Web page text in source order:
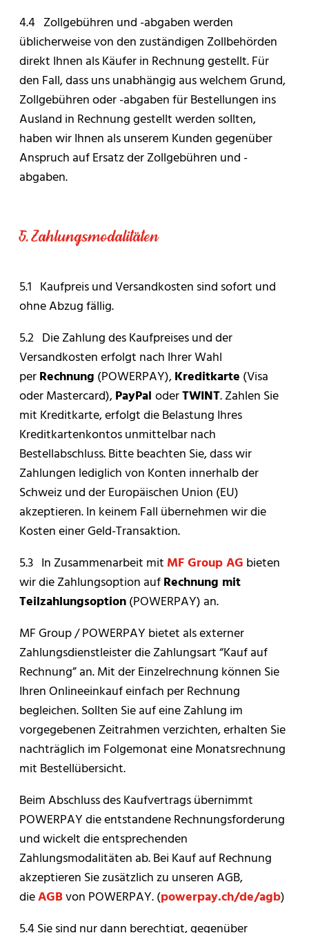
4.4 Zollgebühren und -abgaben werden
üblicherweise von den zuständigen Zollbehörden
direkt Ihnen als Käufer in Rechnung gestellt. Für
den Fall, dass uns unabhängig aus welchem Grund,
Zollgebühren oder -abgaben für Bestellungen ins
Ausland in Rechnung gestellt werden sollten,
haben wir Ihnen als unserem Kunden gegenüber
Anspruch auf Ersatz der Zollgebühren und -
abgaben.
5. Zahlungsmodalitäten
5.1 Kaufpreis und Versandkosten sind sofort und
ohne Abzug fällig.
5.2 Die Zahlung des Kaufpreises und der
Versandkosten erfolgt nach Ihrer Wahl
perRechnung (POWERPAY),Kreditkarte (Visa
oder Mastercard),PayPal oderTWINT. Zahlen Sie
mit Kreditkarte, erfolgt die Belastung Ihres
Kreditkartenkontos unmittelbar nach
Bestellabschluss. Bitte beachten Sie, dass wir
Zahlungen lediglich von Konten innerhalb der
Schweiz und der Europäischen Union (EU)
akzeptieren. In keinem Fall übernehmen wir die
Kosten einer Geld-Transaktion.
5.3 In Zusammenarbeit mit MF Group AG bieten
wir die Zahlungsoption aufRechnung mit
Teilzahlungsoption(POWERPAY) an.
MF Group / POWERPAY bietet als externer
Zahlungsdienstleister die Zahlungsart “Kauf auf
Rechnung” an. Mit der Einzelrechnung können Sie
Ihren Onlineeinkauf einfach per Rechnung
begleichen. Sollten Sie auf eine Zahlung im
vorgegebenen Zeitrahmen verzichten, erhalten Sie
nachträglich im Folgemonat eine Monatsrechnung
mit Bestellübersicht.
Beim Abschluss des Kaufvertrags übernimmt
POWERPAY die entstandene Rechnungsforderung
und wickelt die entsprechenden
Zahlungsmodalitäten ab. Bei Kauf auf Rechnung
akzeptieren Sie zusätzlich zu unseren AGB,
dieAGBvon POWERPAY. (powerpay.ch/de/agb)
5.4 Sie sind nur dann berechtigt, gegenüber